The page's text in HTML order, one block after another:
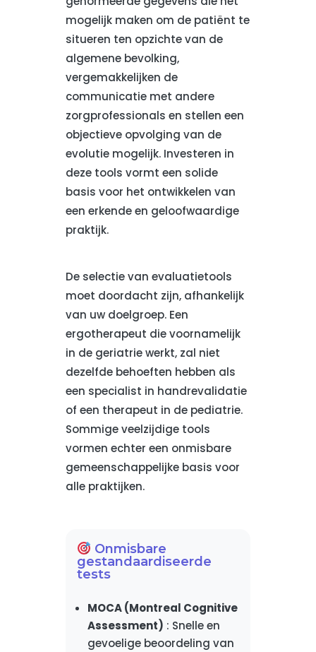
mogelijk maken om de patiënt te
situeren ten opzichte van de
algemene bevolking,
vergemakkelijken de
communicatie met andere
zorgprofessionals en stellen een
objectieve opvolging van de
evolutie mogelijk. Investeren in
deze tools vormt een solide
basis voor het ontwikkelen van
een erkende en geloofwaardige
praktijk.
De selectie van evaluatietools
moet doordacht zijn, afhankelijk
van uw doelgroep. Een
ergotherapeut die voornamelijk
in de geriatrie werkt, zal niet
dezelfde behoeften hebben als
een specialist in handrevalidatie
of een therapeut in de pediatrie.
Sommige veelzijdige tools
vormen echter een onmisbare
gemeenschappelijke basis voor
alle praktijken.
Onmisbare
gestandaardiseerde
tests
MOCA (Montreal Cognitive
Assessment) : Snelle en
gevoelige beoordeling van